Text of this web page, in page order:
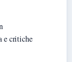
e critiche